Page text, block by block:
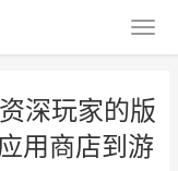
深玩家的版
用商店到游